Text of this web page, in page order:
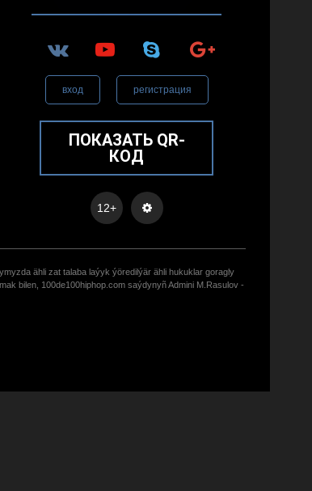
вход регистрация
ПОКАЗАТЬ QR-
КОД
12+
ähli zat talaba laýyk ýöredilýär ähli hukuklar goragly
bilen, 100de100hiphop.com saýdynyñ Admini M.Rasulov -